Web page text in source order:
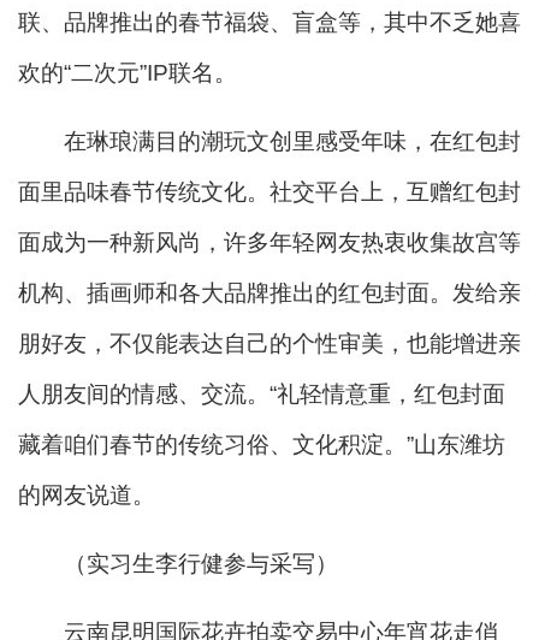
联、品牌推出的春节福袋、盲盒等，其中不乏她喜
欢的“二次元”IP联名。
在琳琅满目的潮玩文创里感受年味，在红包封
面里品味春节传统文化。社交平台上，互赠红包封
面成为一种新风尚，许多年轻网友热衷收集故宫等
机构、插画师和各大品牌推出的红包封面。发给亲
朋好友，不仅能表达自己的个性审美，也能增进亲
人朋友间的情感、交流。“礼轻情意重，红包封面
藏着咱们春节的传统习俗、文化积淀。”山东潍坊
的网友说道。
（实习生李行健参与采写）
云南昆明国际花卉拍卖交易中心年宵花走俏